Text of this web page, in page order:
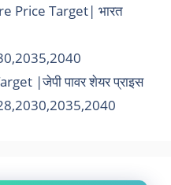
Price Target| भारत
|जेपी पावर शेयर प्राइस